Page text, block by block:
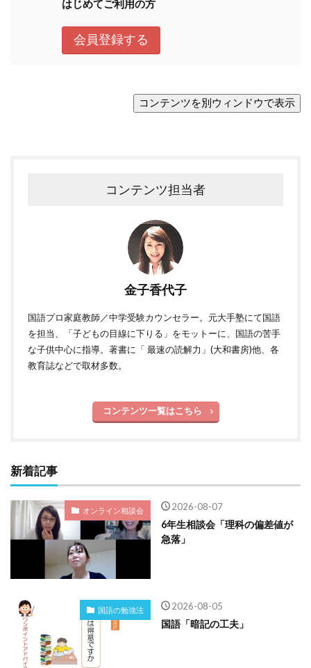
コンテンツ担当者
金子香代子
国語プロ家庭教師／中学受験カウンセラー。元大手塾にて国語
を担当、「子どもの目線に下りる」をモットーに、国語の苦手
な子供中心に指導。著書に「 最速の読解力」(大和書房)他、各
教育誌などで取材多数。
コンテンツ一覧はこちら
新着記事
オンライン相談会 2026-08-07
6年生相談会「理科の偏差値が
急落」
国語の勉強法 2026-08-05
国語「暗記の工夫」